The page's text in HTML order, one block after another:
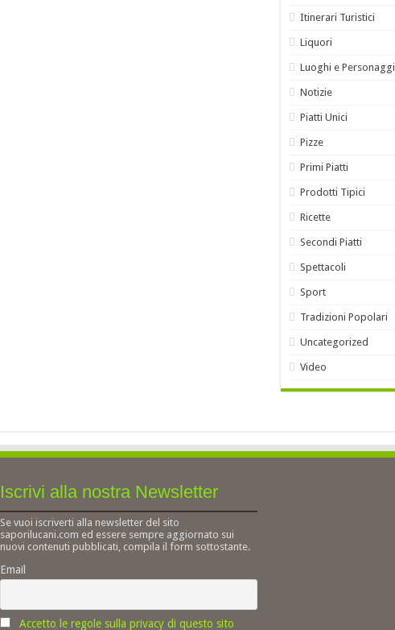
Itinerari Turistici
Liquori
Luoghi e Personaggi
Notizie
Piatti Unici
Pizze
Primi Piatti
Prodotti Tipici
Ricette
Secondi Piatti
Spettacoli
Sport
Tradizioni Popolari
Uncategorized
Video
Iscrivi alla nostra Newsletter
Se vuoi iscriverti alla newsletter del sito
saporilucani.com ed essere sempre aggiornato sui
nuovi contenuti pubblicati, compila il form sottostante.
Email
Accetto le regole sulla privacy di questo sito